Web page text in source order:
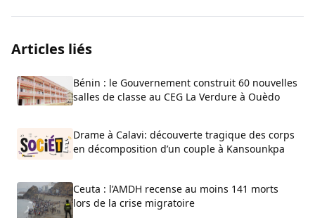
Articles liés
Bénin : le Gouvernement construit 60 nouvelles
salles de classe au CEG La Verdure à Ouèdo
Drame à Calavi: découverte tragique des corps
en décomposition d’un couple à Kansounkpa
Ceuta : l’AMDH recense au moins 141 morts
lors de la crise migratoire